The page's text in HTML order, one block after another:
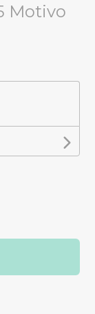
Motivo